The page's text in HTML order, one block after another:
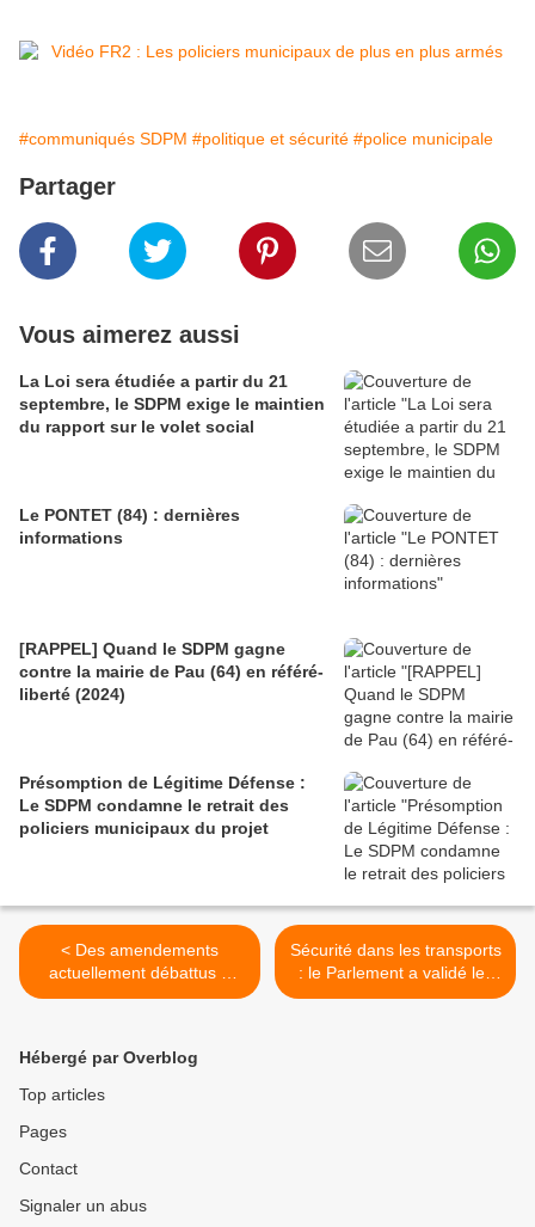
#communiqués SDPM #politique et sécurité #police municipale
Partager
Vous aimerez aussi
La Loi sera étudiée a partir du 21
septembre, le SDPM exige le maintien
du rapport sur le volet social
Le PONTET (84) : dernières
informations
[RAPPEL] Quand le SDPM gagne
contre la mairie de Pau (64) en référé-
liberté (2024)
Présomption de Légitime Défense :
Le SDPM condamne le retrait des
policiers municipaux du projet
< Des amendements
actuellement débattus à
l'Assemblée Nationale à la
Sécurité dans les transports
: le Parlement a validé les
dispositions >
Hébergé par Overblog
Top articles
Pages
Contact
Signaler un abus